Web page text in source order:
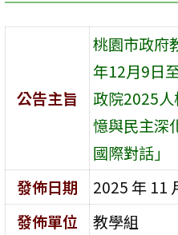
公告主旨
桃園市政府
年12月9日
政院2025
憶與民主深
國際對話」
發佈日期
2025 年 11
發佈單位
教學組